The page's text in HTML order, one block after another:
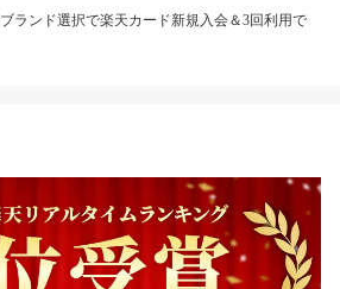
ランド選択で楽天カード新規入会＆3回利用で